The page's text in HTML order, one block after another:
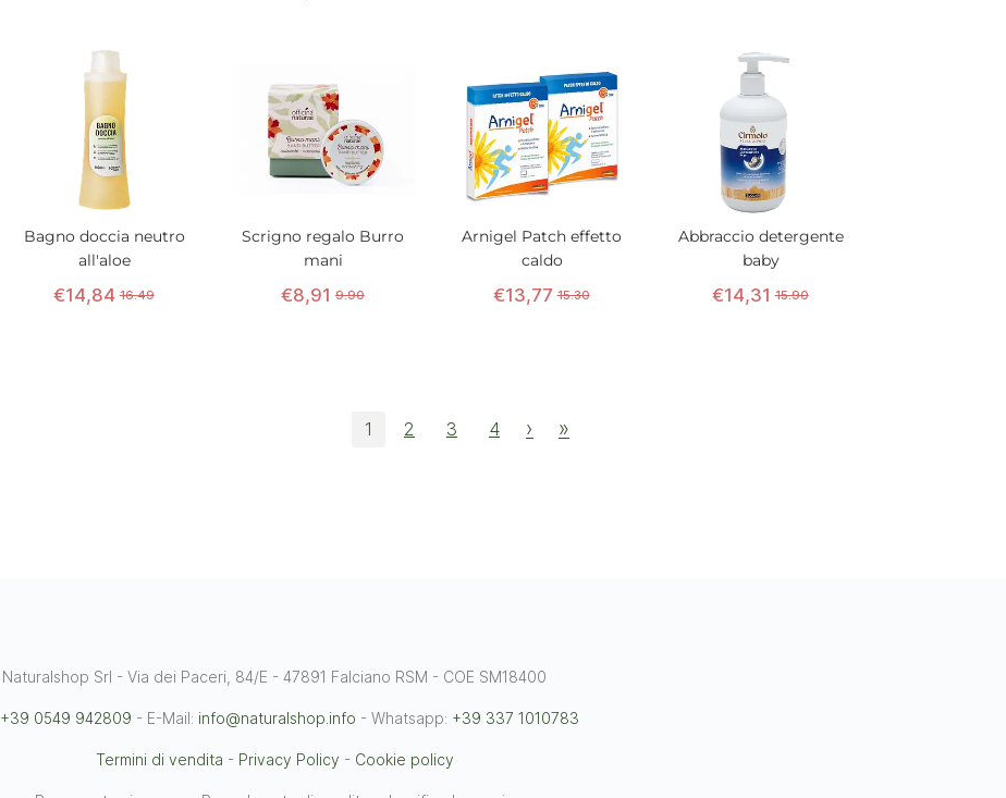
Bagno doccia neutro
all'aloe
€14,84 16.49
Scrigno regalo Burro
mani
€8,91 9.90
Arnigel Patch effetto
caldo
€13,77 15.30
Abbraccio detergente
baby
€14,31 15.90
1 2 3 4 › »
Naturalshop Srl - Via dei Paceri, 84/E - 47891 Falciano RSM - COE SM18400
+39 0549 942809 - E-Mail: info@naturalshop.info - Whatsapp: +39 337 1010783
Termini di vendita - Privacy Policy - Cookie policy